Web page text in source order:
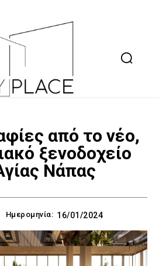
από το νέο,
ξενοδοχείο
Νάπας
Ημερομηνία: 16/01/2024